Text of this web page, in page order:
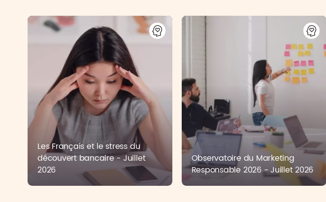
Les Français et le stress du
découvert bancaire - Juillet
2026
Observatoire du Marketing
Responsable 2026 - Juillet 2026